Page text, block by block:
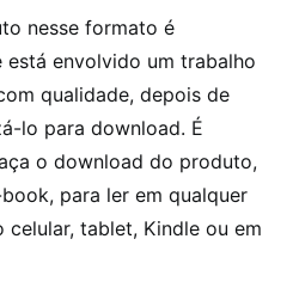
nesse formato é
envolvido um trabalho
qualidade, depois de
lo para download. É
o download do produto,
para ler em qualquer
tablet, Kindle ou em